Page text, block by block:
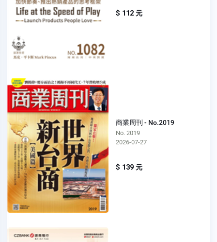
$ 112 元
商業周刊 - No.2019
No. 2019
2026-07-27
$ 139 元